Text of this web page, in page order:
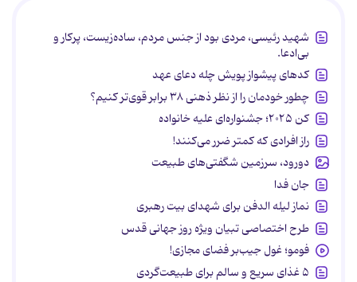
شهید رئیسی، مردی بود از جنس مردم، ساده‌زیست، پرکار و
بی‌ادعا.
کدهای پیشواز پویش چله دعای عهد
چطور خودمان را از نظر ذهنی ۳۸ برابر قوی‌تر کنیم؟
کن ۲۰۲۵؛ جشنواره‌ای علیه خانواده
راز افرادی که کمتر ضرر می‌کنند!
دورود، سرزمین شگفتی‌های طبیعت
جان فدا
نماز لیله الدفن برای شهدای بیت رهبری
طرح اختصاصی تبیان ویژه روز جهانی قدس
فومو؛ غول جیب‌بر فضای مجازی!
۵ غذای سریع و سالم برای طبیعت‌گردی